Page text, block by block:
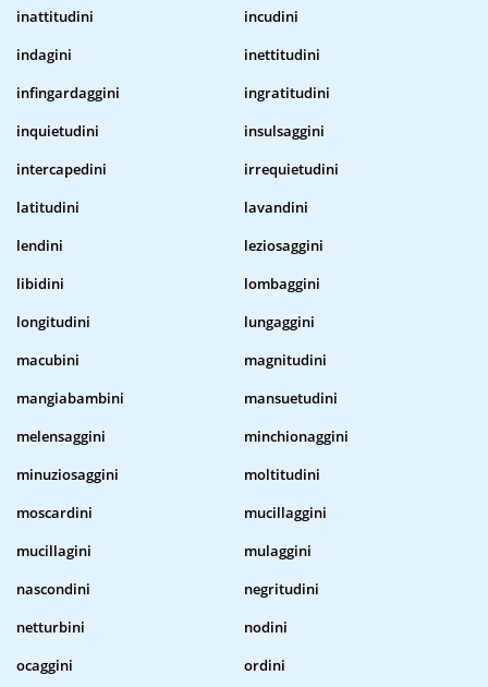
inattitudini
incudini
indagini
inettitudini
infingardaggini
ingratitudini
inquietudini
insulsaggini
intercapedini
irrequietudini
latitudini
lavandini
lendini
leziosaggini
libidini
lombaggini
longitudini
lungaggini
macubini
magnitudini
mangiabambini
mansuetudini
melensaggini
minchionaggini
minuziosaggini
moltitudini
moscardini
mucillaggini
mucillagini
mulaggini
nascondini
negritudini
netturbini
nodini
ocaggini
ordini